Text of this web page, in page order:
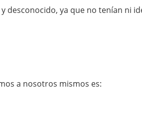
desconocido, ya que no tenían ni
a nosotros mismos es: